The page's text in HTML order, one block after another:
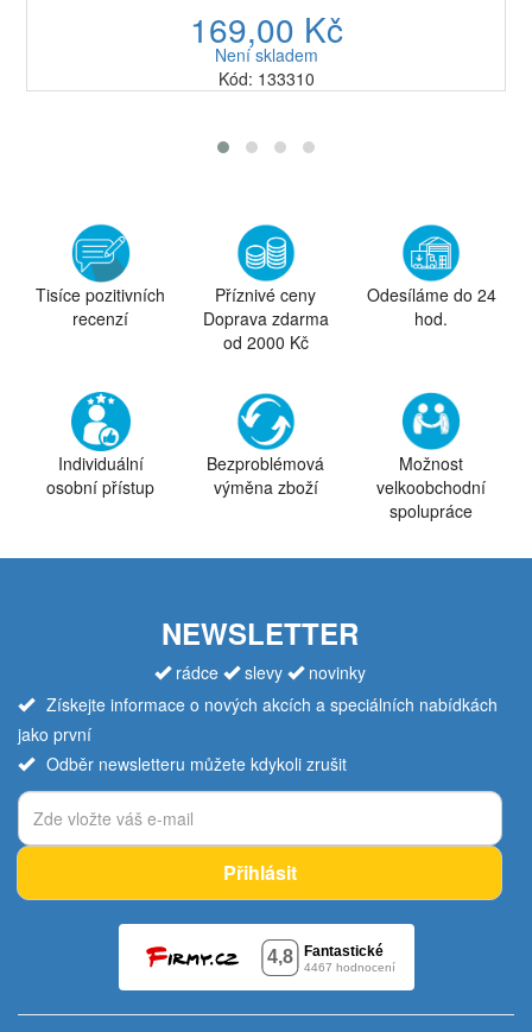
169,00 Kč
Není skladem
Kód: 133310
Tisíce pozitivních
recenzí
Příznivé ceny
Doprava zdarma
od 2000 Kč
Odesíláme do 24
hod.
Individuální
osobní přístup
Bezproblémová
výměna zboží
Možnost
velkoobchodní
spolupráce
NEWSLETTER
rádce slevy
novinky
Získejte informace o nových akcích a speciálních nabídkách
jako první
Odběr newsletteru můžete kdykoli zrušit
Přihlásit